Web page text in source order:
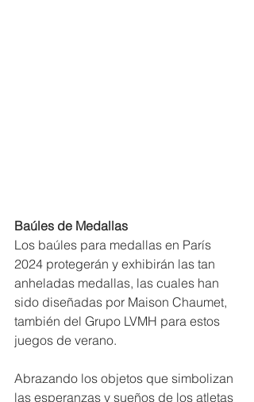
Baúles de Medallas
Los baúles para medallas en París
2024 protegerán y exhibirán las tan
anheladas medallas, las cuales han
sido diseñadas por Maison Chaumet,
también del Grupo LVMH para estos
juegos de verano.
Abrazando los objetos que simbolizan
las esperanzas y sueños de los atletas